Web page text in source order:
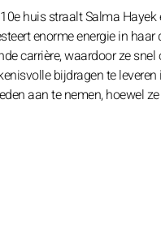
huis straalt Salma
enorme energie in
carrière, waardoor ze
bijdragen te
aan te nemen, hoewel